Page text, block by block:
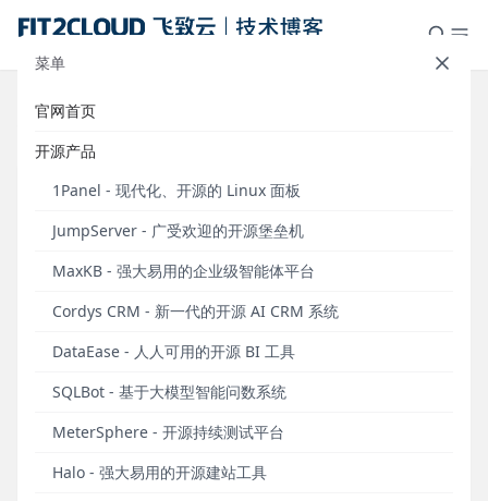
菜单
官网首页
开源产品
1Panel - 现代化、开源的 Linux 面板
JumpServer - 广受欢迎的开源堡垒机
MaxKB - 强大易用的企业级智能体平台
Cordys CRM - 新一代的开源 AI CRM 系统
DataEase - 人人可用的开源 BI 工具
SQLBot - 基于大模型智能问数系统
MeterSphere - 开源持续测试平台
Halo - 强大易用的开源建站工具
标签：Postman
MeterSphere实现“机器人定时在企业微信群中发
送消息”的功能